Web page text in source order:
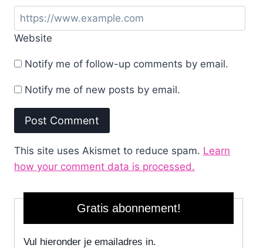
Website
Notify me of follow-up comments by email.
Notify me of new posts by email.
This site uses Akismet to reduce spam. Learn
how your comment data is processed.
Gratis abonnement!
Vul hieronder je emailadres in.